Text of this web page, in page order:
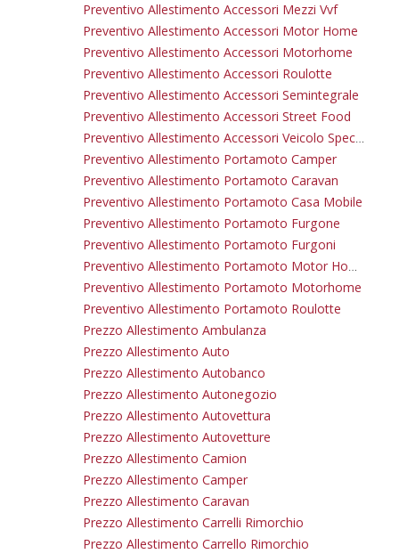
Preventivo Allestimento Accessori Mezzi Vvf
Preventivo Allestimento Accessori Motor Home
Preventivo Allestimento Accessori Motorhome
Preventivo Allestimento Accessori Roulotte
Preventivo Allestimento Accessori Semintegrale
Preventivo Allestimento Accessori Street Food
Preventivo Allestimento Accessori Veicolo Speciale
Preventivo Allestimento Portamoto Camper
Preventivo Allestimento Portamoto Caravan
Preventivo Allestimento Portamoto Casa Mobile
Preventivo Allestimento Portamoto Furgone
Preventivo Allestimento Portamoto Furgoni
Preventivo Allestimento Portamoto Motor Home
Preventivo Allestimento Portamoto Motorhome
Preventivo Allestimento Portamoto Roulotte
Prezzo Allestimento Ambulanza
Prezzo Allestimento Auto
Prezzo Allestimento Autobanco
Prezzo Allestimento Autonegozio
Prezzo Allestimento Autovettura
Prezzo Allestimento Autovetture
Prezzo Allestimento Camion
Prezzo Allestimento Camper
Prezzo Allestimento Caravan
Prezzo Allestimento Carrelli Rimorchio
Prezzo Allestimento Carrello Rimorchio